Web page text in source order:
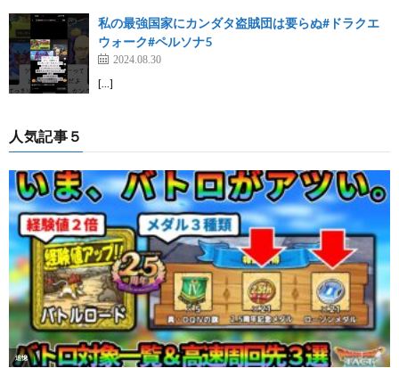
私の最強国家にカンダタ盗賊団は要らぬ#ドラクエ
ウォーク#ペルソナ5
2024.08.30
[…]
人気記事５